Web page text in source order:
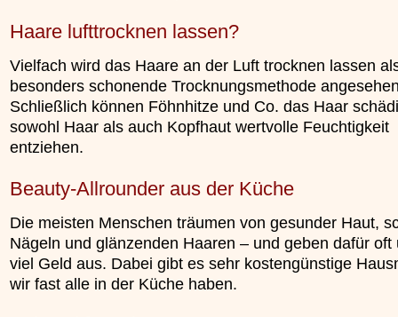
Haare lufttrocknen lassen?
Vielfach wird das Haare an der Luft trocknen lassen
besonders schonende Trocknungsmethode
Schließlich können Föhnhitze und Co. das Haar
sowohl Haar als auch Kopfhaut wertvolle Feuchtigkeit
entziehen.
Beauty-Allrounder aus der Küche
Die meisten Menschen träumen von gesunder Haut,
Nägeln und glänzenden Haaren – und geben dafür oft
viel Geld aus. Dabei gibt es sehr kostengünstige
wir fast alle in der Küche haben.